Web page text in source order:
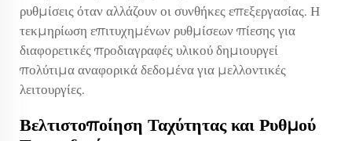
ρυθμίσεις όταν αλλάζουν οι συνθήκες επεξεργασίας. Η
τεκμηρίωση επιτυχημένων ρυθμίσεων πίεσης για
διαφορετικές προδιαγραφές υλικού δημιουργεί
πολύτιμα αναφορικά δεδομένα για μελλοντικές
λειτουργίες.
Βελτιστοποίηση Ταχύτητας και Ρυθμού